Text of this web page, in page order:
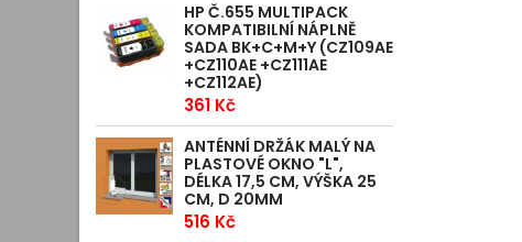
HP Č.655 MULTIPACK
KOMPATIBILNÍ NÁPLNĚ
SADA BK+C+M+Y (CZ109AE
+CZ110AE +CZ111AE
+CZ112AE)
361 Kč
ANTÉNNÍ DRŽÁK MALÝ NA
PLASTOVÉ OKNO "L",
DÉLKA 17,5 CM, VÝŠKA 25
CM, D 20MM
516 Kč